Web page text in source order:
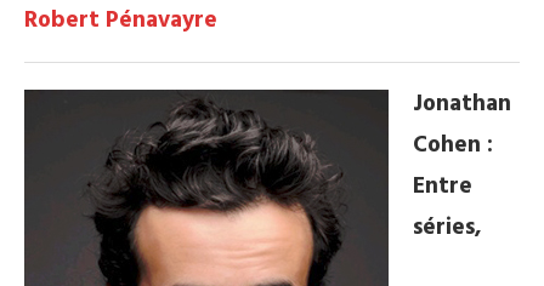
Robert Pénavayre
Jonathan
Cohen :
Entre
séries,